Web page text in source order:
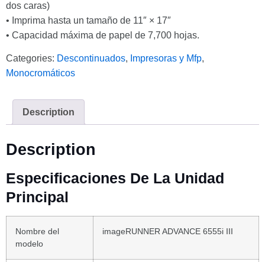
dos caras)
• Imprima hasta un tamaño de 11″ × 17″
• Capacidad máxima de papel de 7,700 hojas.
Categories: Descontinuados, Impresoras y Mfp,
Monocromáticos
Description
Description
Especificaciones De La Unidad
Principal
Nombre del
modelo
imageRUNNER ADVANCE 6555i III